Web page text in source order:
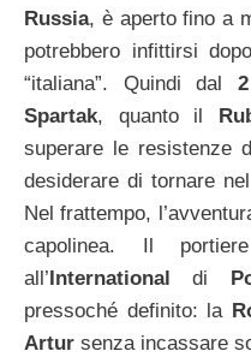
Russia, è aperto fino a
potrebbero infittirsi
“italiana”. Quindi dal
Spartak, quanto il
superare le resistenze
desiderare di tornare
Nel frattempo,
capolinea. Il
all’ International di
pressoché definito: la
Artur senza incassare